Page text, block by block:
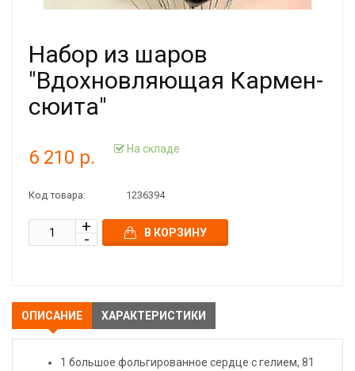
Набор из шаров
"Вдохновляющая Кармен-
сюита"
6 210 р. На складе
Код товара: 1236394
В КОРЗИНУ
ОПИСАНИЕ ХАРАКТЕРИСТИКИ
1 большое фольгированное сердце с гелием, 81